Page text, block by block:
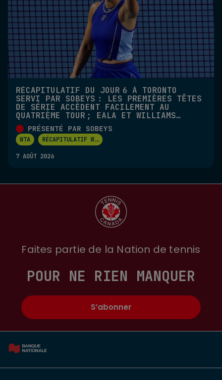
RÉCAPITULATIF DU JOUR 6 À TORONTO
SERVI PAR SOBEYS : LES PREMIÈRES TÊTES
DE SÉRIE ACCÈDENT FACILEMENT AU
QUATRIÈME TOUR ; EALA ET WILLIAMS
ÉLIMINÉES EN DOUBLE
PRÉSENTÉ PAR SOBEYS
WTA RÉCAPITULATIF W...
7 AOÛT 2026
Faites partie de la Nation de tennis
POUR NE RIEN MANQUER
S’abonner